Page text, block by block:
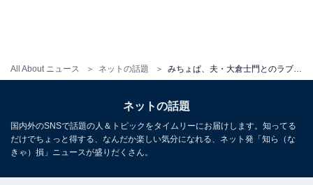
All About ニュース ネットの話題
ネットの話題
国内外のSNSで話題の人＆トピックをタイムリーにお届けします。知ってる
だけでちょっと得する、なんだか楽しい気分になれる、ネット発「知ら（な
きゃ）損」ニュースが盛りだくさん。